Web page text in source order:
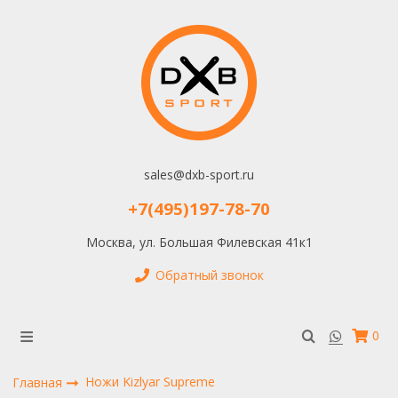
sales@dxb-sport.ru
+7(495)197-78-70
Москва, ул. Большая Филевская 41к1
Обратный звонок
0
Главная Ножи Kizlyar Supreme